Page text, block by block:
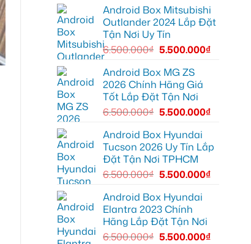
Quận
để
nội
thất
luôn
sạch
sẽ
Android Box Mitsubishi
Outlander 2024 Lắp Đặt
Tận Nơi Uy Tín
6.500.000₫ 5.500.000₫
Android Box MG ZS
2026 Chính Hãng Giá
Tốt Lắp Đặt Tận Nơi
6.500.000₫ 5.500.000₫
Android Box Hyundai
Tucson 2026 Uy Tín Lắp
Đặt Tận Nơi TPHCM
6.500.000₫ 5.500.000₫
Android Box Hyundai
Elantra 2023 Chính
Hãng Lắp Đặt Tận Nơi
6.500.000₫ 5.500.000₫